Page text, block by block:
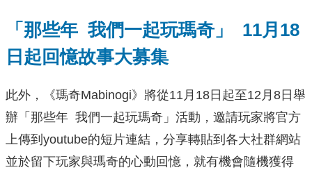
「那些年 我們一起玩瑪奇」 11月18
日起回憶故事大募集
此外，《瑪奇Mabinogi》將從11月18日起至12月8日舉
辦「那些年 我們一起玩瑪奇」活動，邀請玩家將官方
上傳到youtube的短片連結，分享轉貼到各大社群網站
並於留下玩家與瑪奇的心動回憶，就有機會隨機獲得